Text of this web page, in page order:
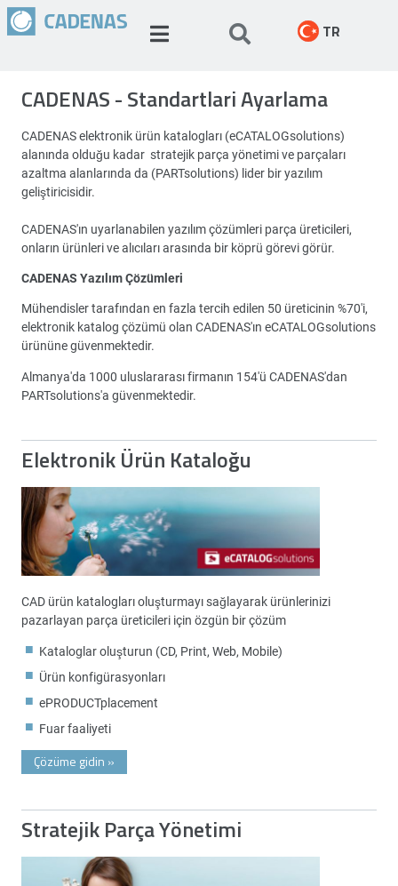
TR
CADENAS - Standartlari Ayarlama
CADENAS elektronik ürün katalogları (eCATALOGsolutions)
alanında olduğu kadar stratejik parça yönetimi ve parçaları
azaltma alanlarında da (PARTsolutions) lider bir yazılım
geliştiricisidir.
CADENAS'ın uyarlanabilen yazılım çözümleri parça üreticileri,
onların ürünleri ve alıcıları arasında bir köprü görevi görür.
CADENAS Yazılım Çözümleri
Mühendisler tarafından en fazla tercih edilen 50 üreticinin %70'i,
elektronik katalog çözümü olan CADENAS'ın eCATALOGsolutions
ürününe güvenmektedir.
Almanya'da 1000 uluslararası firmanın 154'ü CADENAS'dan
PARTsolutions'a güvenmektedir.
Elektronik Ürün Kataloğu
CAD ürün katalogları oluşturmayı sağlayarak ürünlerinizi
pazarlayan parça üreticileri için özgün bir çözüm
Kataloglar oluşturun (CD, Print, Web, Mobile)
Ürün konfigürasyonları
ePRODUCTplacement
Fuar faaliyeti
Çözüme gidin »
Stratejik Parça Yönetimi